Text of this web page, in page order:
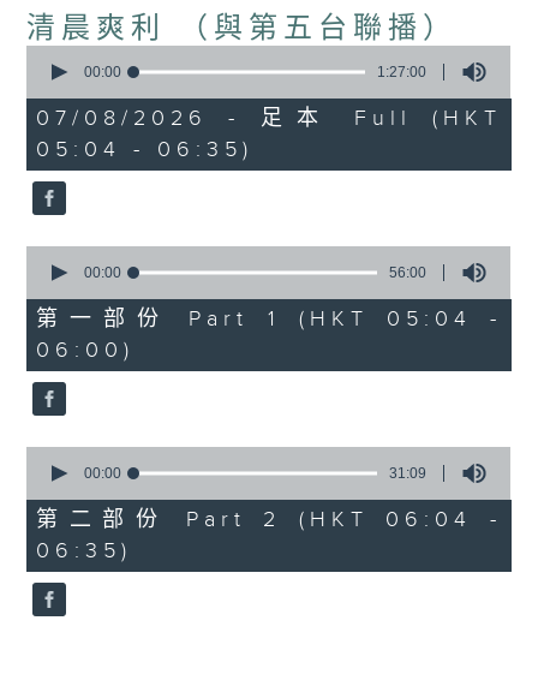
清晨爽利 （與第五台聯播）
seconds
1
hour,
27
minutes,
0
seconds
00:00 1:27:00
07/08/2026 - 足本 Full (HKT
05:04 - 06:35)
seconds
56
minutes,
0
seconds
00:00 56:00
第一部份 Part 1 (HKT 05:04 -
06:00)
seconds
31
minutes,
9
seconds
00:00 31:09
第二部份 Part 2 (HKT 06:04 -
06:35)